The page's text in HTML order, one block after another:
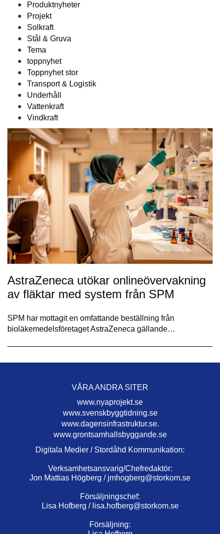
Produktnyheter
Projekt
Solkraft
Stål & Gruva
Tema
toppnyhet
Toppnyhet stor
Transport & Logistik
Underhåll
Vattenkraft
Vindkraft
AstraZeneca utökar onlineövervakning
av fläktar med system från SPM
SPM har mottagit en omfattande beställning från
bioläkemedelsföretaget AstraZeneca gällande…
VÅRA ANDRA SITER
www.nyaprojekt.se
www.svenskbyggtidning.se
www.dagensinfrastruktur.se.
www.grontsamhallsbyggande.se
Digitala Medier / Stordåhd Kommunikation:
Verksamhetsansvarig/Chefredaktör:
Jon Mattias Högberg / jmhogberg@storkom.se
Försäljningschef:
Lisa Hofberg / lisa.hofberg@storkom.se
Försäljning: